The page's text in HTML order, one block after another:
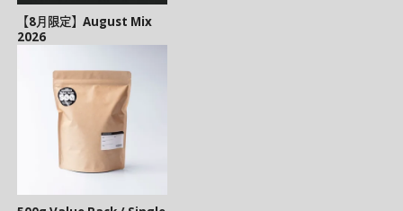
【8月限定】August Mix
2026